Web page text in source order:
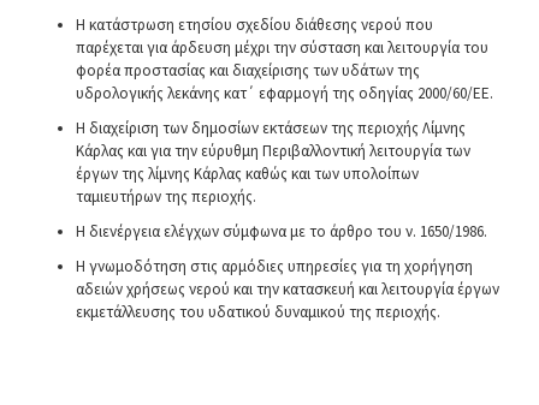
Η κατάστρωση ετησίου σχεδίου διάθεσης νερού που
παρέχεται για άρδευση μέχρι την σύσταση και λειτουργία του
φορέα προστασίας και διαχείρισης των υδάτων της
υδρολογικής λεκάνης κατ΄ εφαρμογή της οδηγίας 2000/60/ΕΕ.
Η διαχείριση των δημοσίων εκτάσεων της περιοχής Λίμνης
Κάρλας και για την εύρυθμη Περιβαλλοντική λειτουργία των
έργων της λίμνης Κάρλας καθώς και των υπολοίπων
ταμιευτήρων της περιοχής.
Η διενέργεια ελέγχων σύμφωνα με το άρθρο του ν. 1650/1986.
Η γνωμοδότηση στις αρμόδιες υπηρεσίες για τη χορήγηση
αδειών χρήσεως νερού και την κατασκευή και λειτουργία έργων
εκμετάλλευσης του υδατικού δυναμικού της περιοχής.